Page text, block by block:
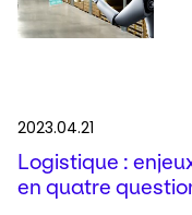
2023.04.21
Logistique :
en quatre